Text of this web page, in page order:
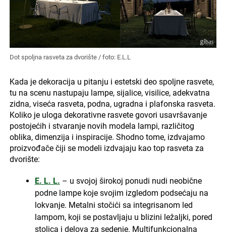
Dot spoljna rasveta za dvorište / foto: E.L.L
Kada je dekoracija u pitanju i estetski deo spoljne rasvete,
tu na scenu nastupaju lampe, sijalice, visilice, adekvatna
zidna, viseća rasveta, podna, ugradna i plafonska rasveta.
Koliko je uloga dekorativne rasvete govori usavršavanje
postojećih i stvaranje novih modela lampi, različitog
oblika, dimenzija i inspiracije. Shodno tome, izdvajamo
proizvođače čiji se modeli izdvajaju kao top rasveta za
dvorište:
E. L. L. – u svojoj širokoj ponudi nudi neobične
podne lampe koje svojim izgledom podsećaju na
lokvanje. Metalni stočići sa integrisanom led
lampom, koji se postavljaju u blizini ležaljki, pored
stolica i delova za sedenje. Multifunkcionalna